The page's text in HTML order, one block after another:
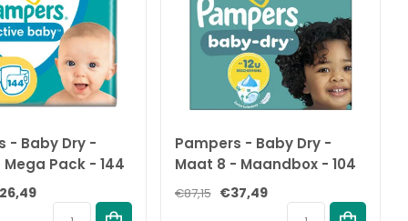
- Baby Dry -
Pack - 144
8 KG
Pampers - Baby Dry -
Maat 8 - Maandbox - 104
Stuks - 17+ KG
€87,15 €37,49